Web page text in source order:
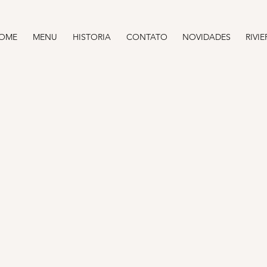
MENU HISTORIA CONTATO NOVIDADES